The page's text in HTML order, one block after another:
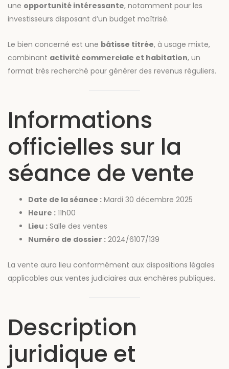
une opportunité intéressante, notamment pour les
investisseurs disposant d’un budget maîtrisé.
Le bien concerné est une bâtisse titrée, à usage mixte,
combinant activité commerciale et habitation, un
format très recherché pour générer des revenus réguliers.
Informations
officielles sur la
séance de vente
Date de la séance : Mardi 30 décembre 2025
Heure : 11h00
Lieu : Salle des ventes
Numéro de dossier : 2024/6107/139
La vente aura lieu conformément aux dispositions légales
applicables aux ventes judiciaires aux enchères publiques.
Description
juridique et